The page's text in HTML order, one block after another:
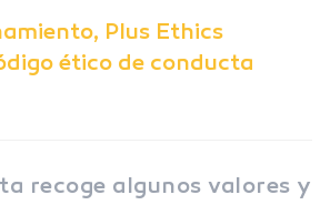
Plus Ethics
ético de conducta
recoge algunos valores y